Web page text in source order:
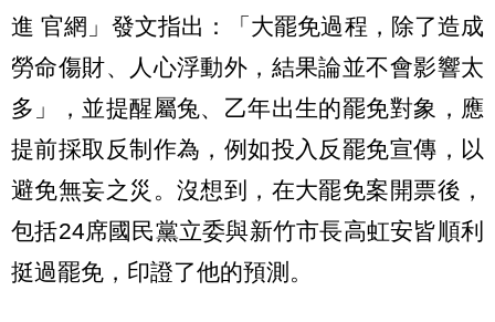
進 官網」發文指出：「大罷免過程，除了造成
勞命傷財、人心浮動外，結果論並不會影響太
多」，並提醒屬兔、乙年出生的罷免對象，應
提前採取反制作為，例如投入反罷免宣傳，以
避免無妄之災。沒想到，在大罷免案開票後，
包括24席國民黨立委與新竹市長高虹安皆順利
挺過罷免，印證了他的預測。